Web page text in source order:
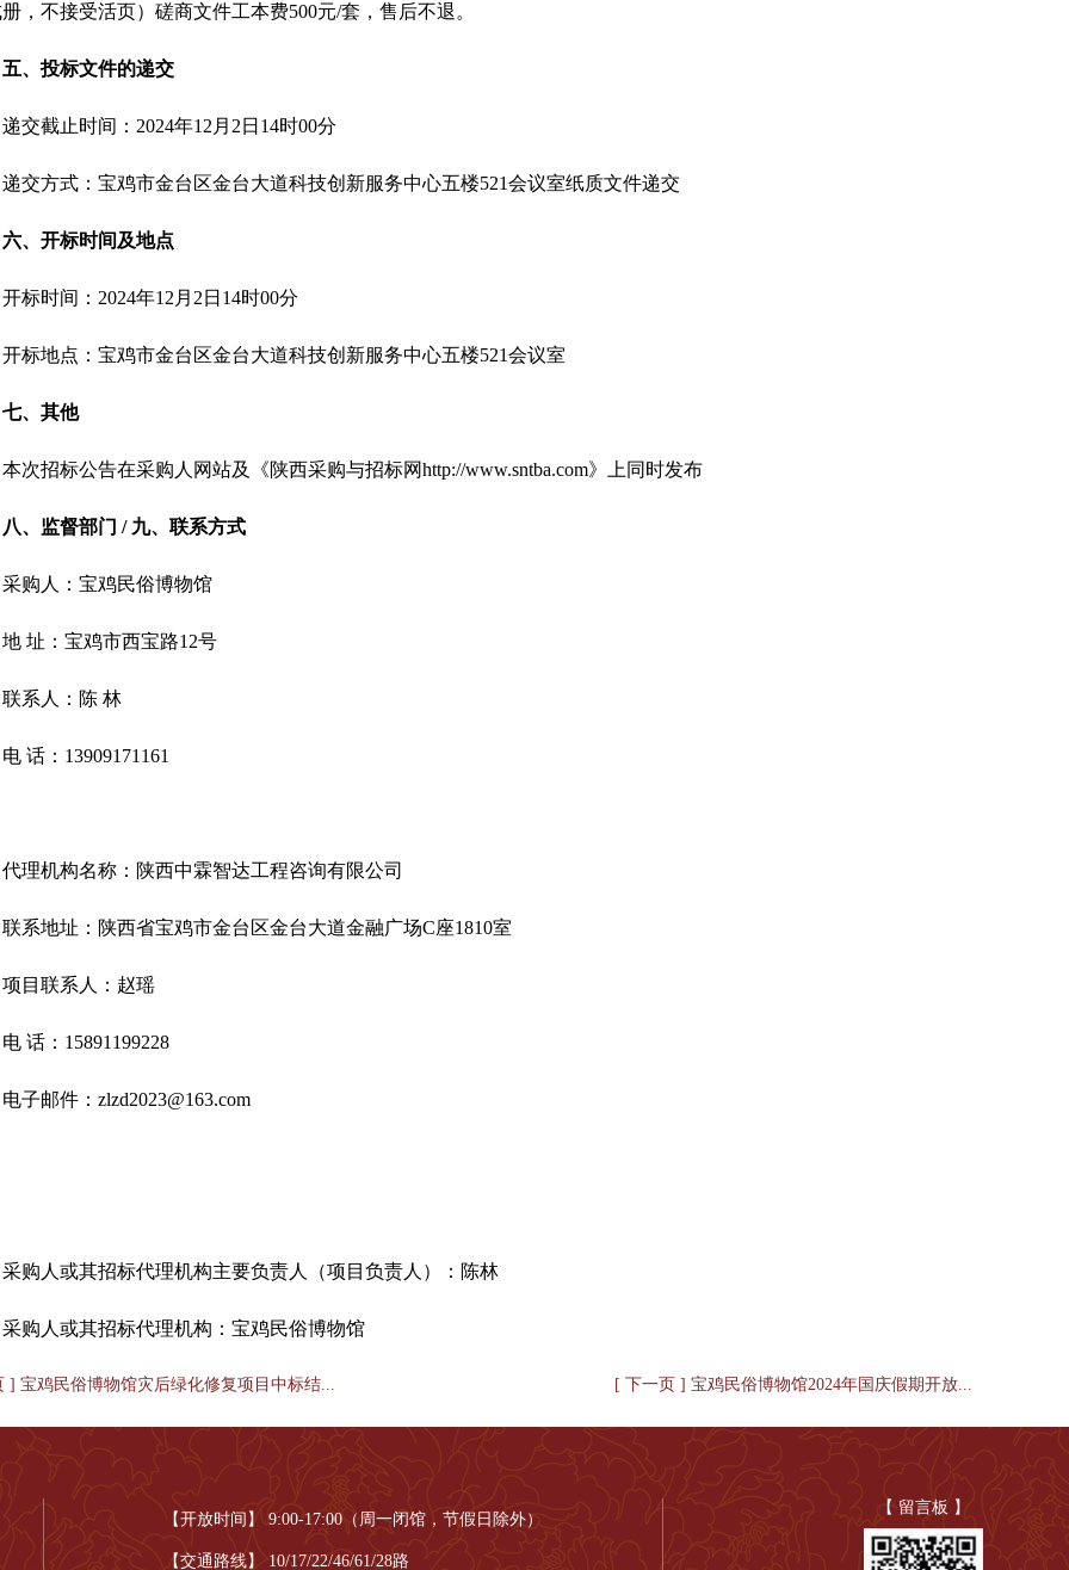
，不接受活页）磋商文件工本费500元/套，售后不退。
五、投标文件的递交
递交截止时间：2024年12月2日14时00分
递交方式：宝鸡市金台区金台大道科技创新服务中心五楼521会议室纸质文件递交
六、开标时间及地点
开标时间：2024年12月2日14时00分
开标地点：宝鸡市金台区金台大道科技创新服务中心五楼521会议室
七、其他
本次招标公告在采购人网站及《陕西采购与招标网http://www.sntba.com》上同时发布
八、监督部门 / 九、联系方式
采购人：宝鸡民俗博物馆
地 址：宝鸡市西宝路12号
联系人：陈 林
电 话：13909171161
代理机构名称：陕西中霖智达工程咨询有限公司
联系地址：陕西省宝鸡市金台区金台大道金融广场C座1810室
项目联系人：赵瑶
电 话：15891199228
电子邮件：zlzd2023@163.com
采购人或其招标代理机构主要负责人（项目负责人）：陈林
采购人或其招标代理机构：宝鸡民俗博物馆
] 宝鸡民俗博物馆灾后绿化修复项目中标结... [ 下一页 ] 宝鸡民俗博物馆2024年国庆假期开放...
【开放时间】 9:00-17:00（周一闭馆，节假日除外）
【交通路线】 10/17/22/46/61/28路
【 留言板 】